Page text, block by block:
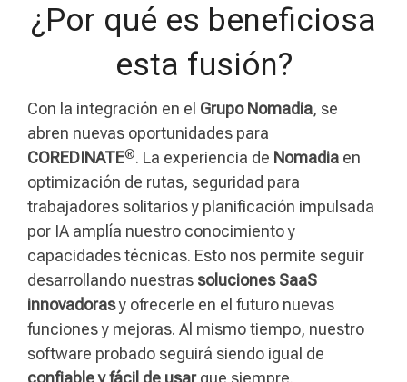
¿Por qué es beneficiosa
esta fusión?
Con la integración en el Grupo Nomadia, se
abren nuevas oportunidades para
COREDINATE®. La experiencia de Nomadia en
optimización de rutas, seguridad para
trabajadores solitarios y planificación impulsada
por IA amplía nuestro conocimiento y
capacidades técnicas. Esto nos permite seguir
desarrollando nuestras soluciones SaaS
innovadorasy ofrecerle en el futuro nuevas
funciones y mejoras. Al mismo tiempo, nuestro
software probado seguirá siendo igual de